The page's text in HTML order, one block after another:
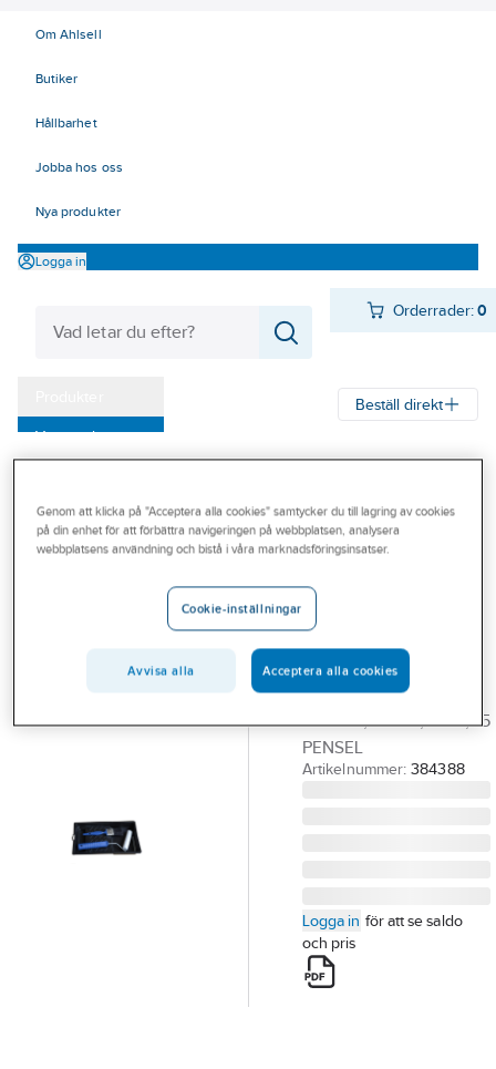
Om Ahlsell
Butiker
Hållbarhet
Jobba hos oss
Nya produkter
Logga in
Orderrader:0
Varumärken
Outlet
Branscher
Beställ direkt
A-COLLECTION
Pensel
ROLLERSET 100MM,
6MM SKAFT
ROLLER,BYGEL,TRÅG,35
PENSEL
Artikelnummer: 384388
Logga in för att se saldo
och pris
Genom att klicka på "Acceptera alla cookies" samtycker du till lagring av cookies
på din enhet för att förbättra navigeringen på webbplatsen, analysera
webbplatsens användning och bistå i våra marknadsföringsinsatser.
Cookie-inställningar
Avvisa alla Acceptera alla cookies